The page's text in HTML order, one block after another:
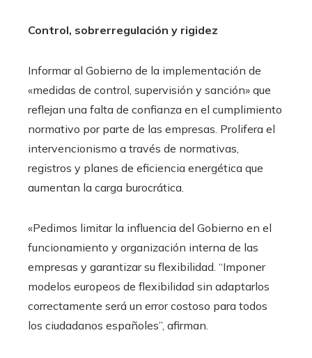
Control, sobrerregulación y rigidez
Informar al Gobierno de la implementación de
«medidas de control, supervisión y sanción» que
reflejan una falta de confianza en el cumplimiento
normativo por parte de las empresas. Prolifera el
intervencionismo a través de normativas,
registros y planes de eficiencia energética que
aumentan la carga burocrática.
«Pedimos limitar la influencia del Gobierno en el
funcionamiento y organización interna de las
empresas y garantizar su flexibilidad. “Imponer
modelos europeos de flexibilidad sin adaptarlos
correctamente será un error costoso para todos
los ciudadanos españoles”, afirman.